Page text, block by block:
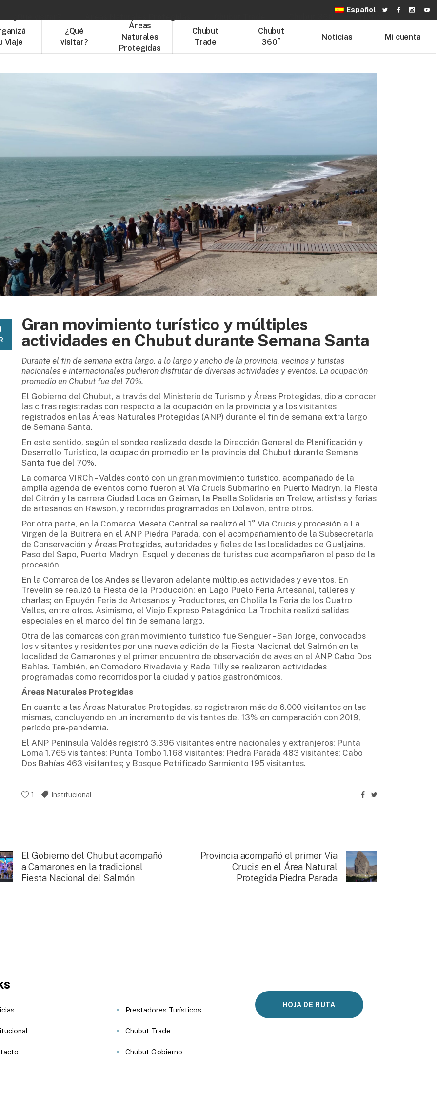
Español
Viaje
¿Qué
visitar?
Áreas
Naturales
Protegidas
Chubut
Trade
Chubut
360°
Noticias Mi cuenta
Gran movimiento turístico y múltiples
actividades en Chubut durante Semana Santa
Durante el fin de semana extra largo, a lo largo y ancho de la provincia, vecinos y turistas
nacionales e internacionales pudieron disfrutar de diversas actividades y eventos. La ocupación
promedio en Chubut fue del 70%.
El Gobierno del Chubut, a través del Ministerio de Turismo y Áreas Protegidas, dio a conocer
las cifras registradas con respecto a la ocupación en la provincia y a los visitantes
registrados en las Áreas Naturales Protegidas (ANP) durante el fin de semana extra largo
de Semana Santa.
En este sentido, según el sondeo realizado desde la Dirección General de Planificación y
Desarrollo Turístico, la ocupación promedio en la provincia del Chubut durante Semana
Santa fue del 70%.
La comarca VIRCh – Valdés contó con un gran movimiento turístico, acompañado de la
amplia agenda de eventos como fueron el Vía Crucis Submarino en Puerto Madryn, la Fiesta
del Citrón y la carrera Ciudad Loca en Gaiman, la Paella Solidaria en Trelew, artistas y ferias
de artesanos en Rawson, y recorridos programados en Dolavon, entre otros.
Por otra parte, en la Comarca Meseta Central se realizó el 1° Vía Crucis y procesión a La
Virgen de la Buitrera en el ANP Piedra Parada, con el acompañamiento de la Subsecretaría
de Conservación y Áreas Protegidas, autoridades y fieles de las localidades de Gualjaina,
Paso del Sapo, Puerto Madryn, Esquel y decenas de turistas que acompañaron el paso de la
procesión.
En la Comarca de los Andes se llevaron adelante múltiples actividades y eventos. En
Trevelin se realizó la Fiesta de la Producción; en Lago Puelo Feria Artesanal, talleres y
charlas; en Epuyén Feria de Artesanos y Productores, en Cholila la Feria de los Cuatro
Valles, entre otros. Asimismo, el Viejo Expreso Patagónico La Trochita realizó salidas
especiales en el marco del fin de semana largo.
Otra de las comarcas con gran movimiento turístico fue Senguer – San Jorge, convocados
los visitantes y residentes por una nueva edición de la Fiesta Nacional del Salmón en la
localidad de Camarones y el primer encuentro de observación de aves en el ANP Cabo Dos
Bahías. También, en Comodoro Rivadavia y Rada Tilly se realizaron actividades
programadas como recorridos por la ciudad y patios gastronómicos.
Áreas Naturales Protegidas
En cuanto a las Áreas Naturales Protegidas, se registraron más de 6.000 visitantes en las
mismas, concluyendo en un incremento de visitantes del 13% en comparación con 2019,
período pre-pandemia.
El ANP Península Valdés registró 3.396 visitantes entre nacionales y extranjeros; Punta
Loma 1.765 visitantes; Punta Tombo 1.168 visitantes; Piedra Parada 483 visitantes; Cabo
Dos Bahías 463 visitantes; y Bosque Petrificado Sarmiento 195 visitantes.
1 Institucional
El Gobierno del Chubut acompañó
a Camarones en la tradicional
Fiesta Nacional del Salmón
Provincia acompañó el primer Vía
Crucis en el Área Natural
Protegida Piedra Parada
Prestadores Turísticos
Chubut Trade
Chubut Gobierno
HOJA DE RUTA